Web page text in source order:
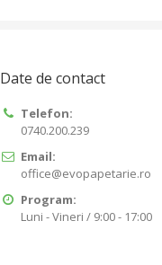
Date de contact
Telefon:
0740.200.239
Email:
office@evopapetarie.ro
Program:
Luni - Vineri / 9:00 - 17:00